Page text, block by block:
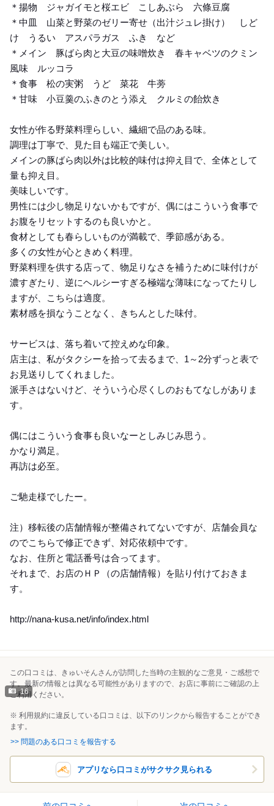
＊揚物 ジャガイモと桜エビ こしあぶら 六條豆腐
＊中皿 山菜と野菜のゼリー寄せ（出汁ジュレ掛け） しど
け うるい アスパラガス ふき など
＊メイン 豚ばら肉と大豆の味噌炊き 春キャベツのクミン
風味 ルッコラ
＊食事 松の実粥 うど 菜花 牛蒡
＊甘味 小豆羹のふきのとう添え クルミの飴炊き
女性が作る野菜料理らしい、繊細で品のある味。
調理は丁寧で、見た目も端正で美しい。
メインの豚ばら肉以外は比較的味付は抑え目で、全体として
量も抑え目。
美味しいです。
男性には少し物足りないかもですが、偶にはこういう食事で
お腹をリセットするのも良いかと。
食材としても春らしいものが満載で、季節感がある。
多くの女性が心ときめく料理。
野菜料理を供する店って、物足りなさを補うために味付けが
濃すぎたり、逆にヘルシーすぎる極端な薄味になってたりし
ますが、こちらは適度。
素材感を損なうことなく、きちんとした味付。
サービスは、落ち着いて控えめな印象。
店主は、私がタクシーを拾って去るまで、1～2分ずっと表で
お見送りしてくれました。
派手さはないけど、そういう心尽くしのおもてなしがありま
す。
偶にはこういう食事も良いなーとしみじみ思う。
かなり満足。
再訪は必至。
ご馳走様でしたー。
注）移転後の店舗情報が整備されてないですが、店舗会員な
のでこちらで修正できず、対応依頼中です。
なお、住所と電話番号は合ってます。
それまで、お店のＨＰ（の店舗情報）を貼り付けておきま
す。
http://nana-kusa.net/info/index.html
16
この口コミは、きゅいそんさんが訪問した当時の主観的なご意見・ご感想で
す。最新の情報とは異なる可能性がありますので、お店に事前にご確認の上
ご利用ください。
※ 利用規約に違反している口コミは、以下のリンクから報告することができ
ます。
>> 問題のある口コミを報告する
アプリなら口コミがサクサク見られる